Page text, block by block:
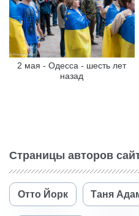
2 мая - Одесса - шесть лет
назад
Страницы авторов
Отто Йорк Таня